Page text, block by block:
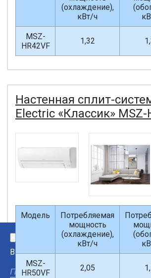
Введите поисковый запрос
(охлаждение),
кВт/ч
MSZ-
HR42VF
1,32
Настенная сплит-
Electric «Классик» MSZ-
Модель
Потребляемая
мощность
(охлаждение),
кВт/ч
MSZ-
HR50VF
2,05